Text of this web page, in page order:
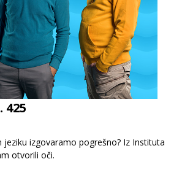
425
jeziku izgovaramo pogrešno? Iz Instituta
otvorili oči.